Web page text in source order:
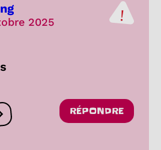
2025
les réactions
RÉPONDRE